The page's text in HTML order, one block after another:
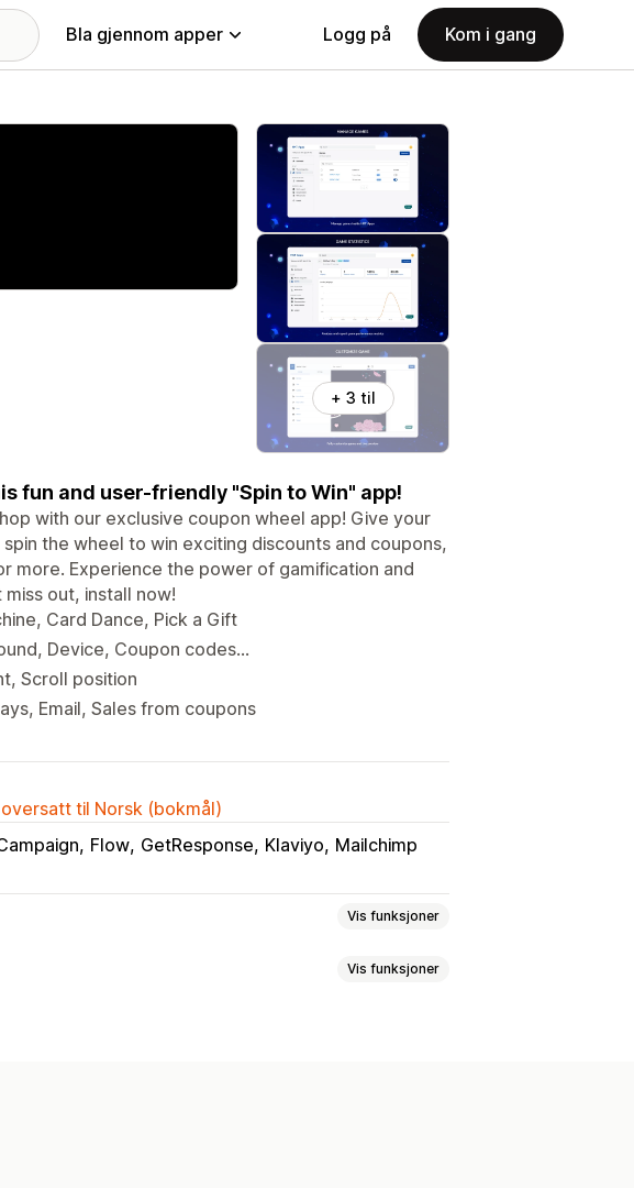
Bla gjennom apper Logg på Kom i gang
+ 3 til
fun and user-friendly "Spin to Win" app!
with our exclusive coupon wheel app! Give your
the wheel to win exciting discounts and coupons,
more. Experience the power of gamification and
out, install now!
Card Dance, Pick a Gift
Device, Coupon codes...
Scroll position
Email, Sales from coupons
til Norsk (bokmål)
Flow GetResponse Klaviyo Mailchimp
Vis funksjoner
Vis funksjoner